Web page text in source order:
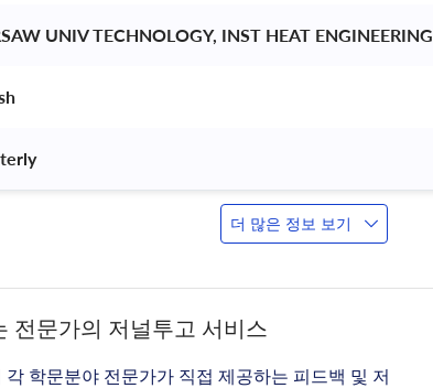
UNIV TECHNOLOGY, INST HEAT ENGINEERING
더 많은 정보 보기
전문가의 저널투고 서비스
학문분야 전문가가 직접 제공하는 피드백 및 저